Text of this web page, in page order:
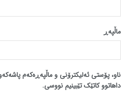
ماڵپه‌ڕ
ناو، پۆستی ئەلیکترۆنی و ماڵپەڕەکەم
داهاتوو کاتێک تێبینیم نووسی.